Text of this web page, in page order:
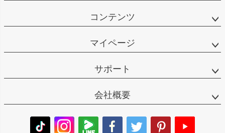
コンテンツ
マイページ
サポート
会社概要